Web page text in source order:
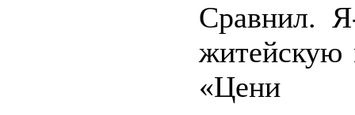
Сравнил.
житейскую
«Цени